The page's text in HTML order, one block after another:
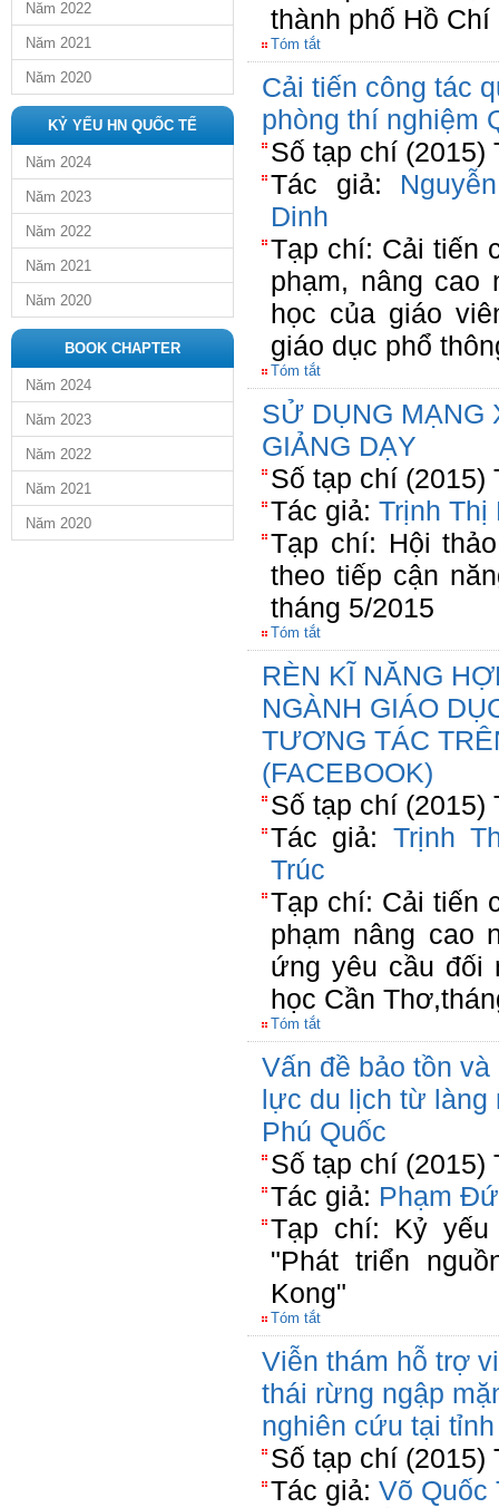
Năm 2022
Năm 2021
Năm 2020
KỶ YẾU HN QUỐC TẾ
Năm 2024
Năm 2023
Năm 2022
Năm 2021
Năm 2020
BOOK CHAPTER
Năm 2024
Năm 2023
Năm 2022
Năm 2021
Năm 2020
thành phố Hồ
Tóm tắt
Cải tiến công tác
phòng thí nghiệm
Số tạp chí (2015)
Tác giả:
Dinh
Tạp chí: Cải tiến
phạm, nâng cao
học của giáo
giáo dục phổ
Tóm tắt
SỬ DỤNG MẠNG
GIẢNG DẠY
Số tạp chí (2015)
Tác giả: Trịnh Thị
Tạp chí: Hội
theo tiếp cận
tháng 5/2015
Tóm tắt
RÈN KĨ NĂNG
NGÀNH GIÁO
TƯƠNG TÁC
(FACEBOOK)
Số tạp chí (2015)
Tác giả: Trịnh
Trúc
Tạp chí: Cải tiến
phạm nâng cao
ứng yêu cầu đối
học Cần
Tóm tắt
Vấn đề bảo tồn
lực du lịch từ làng
Phú Quốc
Số tạp chí (2015)
Tác giả: Phạm
Tạp chí: Kỷ
"Phát triển
Kong"
Tóm tắt
Viễn thám hỗ trợ
thái rừng ngập
nghiên cứu tại
Số tạp chí (2015)
Tác giả: Võ Quốc